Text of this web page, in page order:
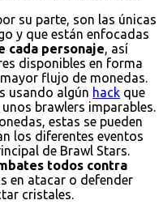
su parte, son las únicas
y que están enfocadas
cada personaje , así
disponibles en forma
flujo de monedas.
usando algún hack que
brawlers imparables.
estas se pueden
los diferentes eventos
de Brawl Stars.
todos contra
en atacar o defender
cristales.